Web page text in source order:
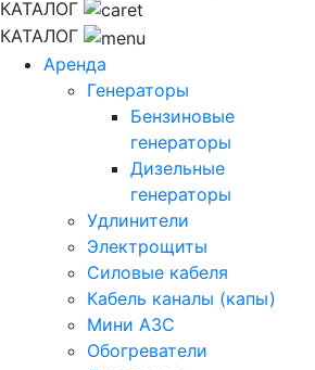
КАТАЛОГ
КАТАЛОГ
Аренда
Генераторы
Бензиновые
генераторы
Дизельные
генераторы
Удлинители
Электрощиты
Силовые кабеля
Кабель каналы (капы)
Мини АЗС
Обогреватели